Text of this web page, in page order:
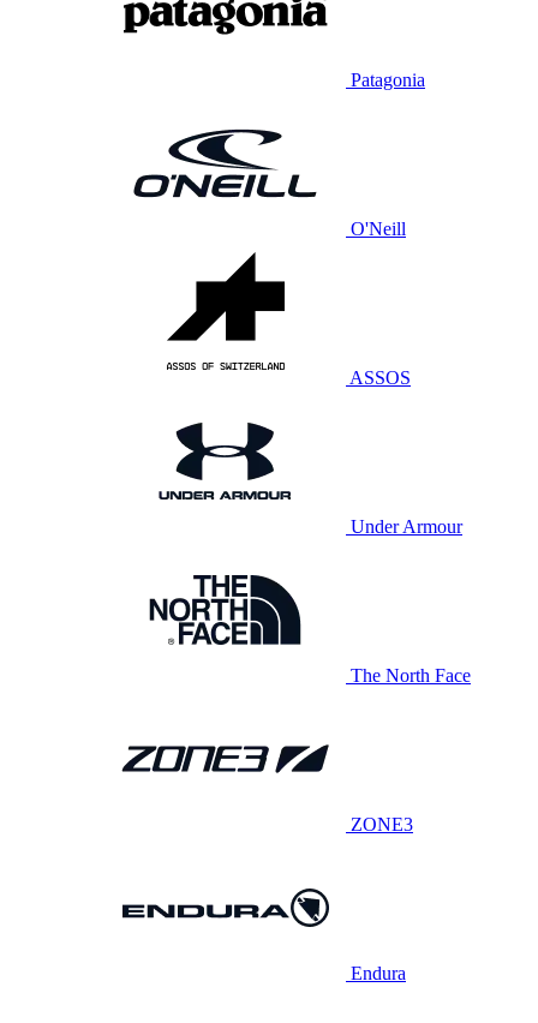
Patagonia
O'Neill
ASSOS
Under Armour
The North Face
ZONE3
Endura